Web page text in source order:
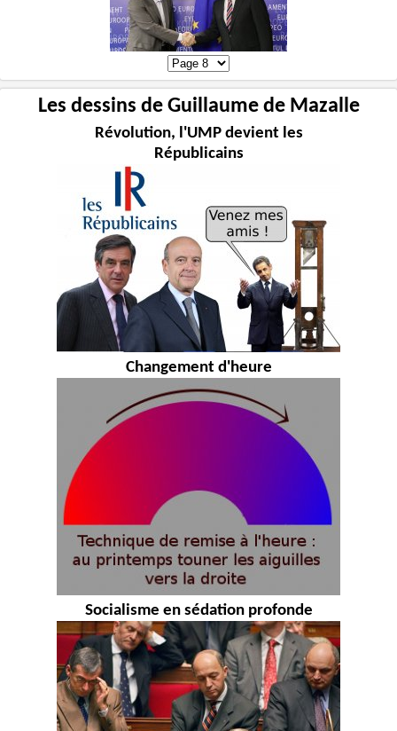
Les dessins de Guillaume de Mazalle
Révolution, l'UMP devient les
Républicains
Changement d'heure
Socialisme en sédation profonde